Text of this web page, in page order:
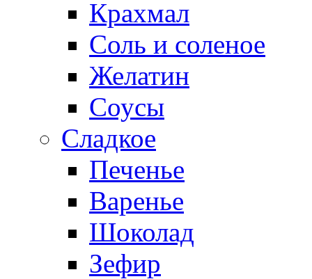
Крахмал
Соль и соленое
Желатин
Соусы
Сладкое
Печенье
Варенье
Шоколад
Зефир